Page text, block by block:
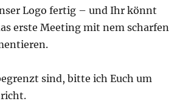
Logo fertig – und Ihr könnt
erste Meeting mit nem scharfen
sind, bitte ich Euch um